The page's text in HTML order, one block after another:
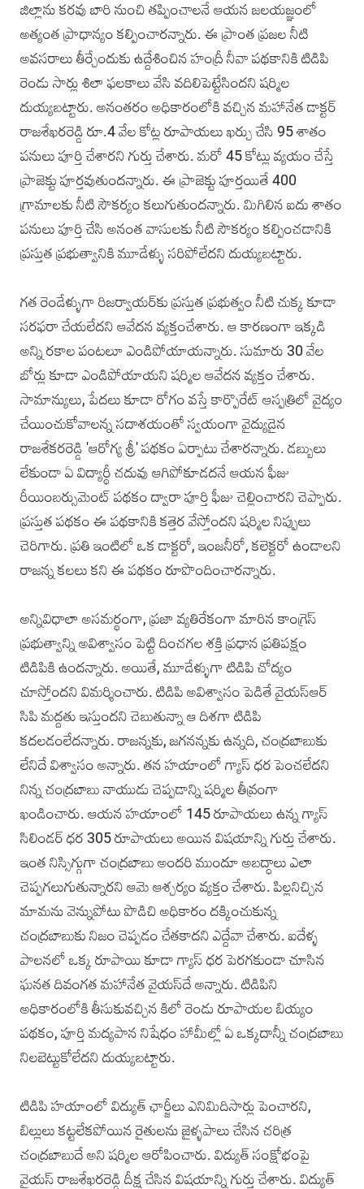
జిల్లాను కరవు బారి నుంచి తప్పించాలనే ఆయన జలయజ్ఞంలో
అత్యంత ప్రాధాన్యం కల్పించారన్నారు. ఈ ప్రాంత ప్రజల నీటి
అవసరాలు తీర్చేందుకు ఉద్దేశించిన హంద్రీ నీవా పథకానికి టిడిపి
రెండు సార్లు శిలా ఫలకాలు వేసి వదిలిపెట్టేసిందని షర్మిల
దుయ్యబట్టారు. అనంతరం అధికారంలోకి వచ్చిన మహానేత డాక్టర్‌
రాజశేఖరరెడ్డి రూ.4 వేల కోట్ల రూపాయలు ఖర్చు చేసి 95 శాతం
పనులు పూర్తి చేశారని గుర్తు చేశారు. మరో 45 కోట్లు వ్యయం చేస్తే
ప్రాజెక్టు పూర్తవుతుందన్నారు. ఈ ప్రాజెక్టు పూర్తయితే 400
గ్రామాలకు నీటి సౌకర్యం కలుగుతుందన్నారు. మిగిలిన ఐదు శాతం
పనులు పూర్తి చేసి అనంత వాసులకు నీటి సౌకర్యం కల్పించడానికి
ప్రస్తుత ప్రభుత్వానికి మూడేళ్ళు సరిపోలేదని దుయ్యబట్టారు.
గత రెండేళ్ళుగా రిజర్వాయర్‌కు ప్రస్తుత ప్రభుత్వం నీటి చుక్క కూడా
సరఫరా చేయలేదని ఆవేదన వ్యక్తంచేశారు. ఆ కారణంగా ఇక్కడి
అన్ని రకాల పంటలూ ఎండిపోయాయన్నారు. సుమారు 30 వేల
బోర్లు కూడా ఎండిపోయాయని షర్మిల ఆవేదన వ్యక్తం చేశారు.
సామాన్యులు, పేదలు కూడా రోగం వస్తే కార్పొరేట్‌ ఆస్పత్రిలో వైద్యం
చేయించుకోవాలన్న సదాశయంతో స్వయంగా వైద్యుడైన
రాజశేకరరెడ్డి 'ఆరోగ్య శ్రీ' పథకం ఏర్పాటు చేశారన్నారు. డబ్బులు
లేకుండా ఏ విద్యార్థీ చదువు ఆగిపోకూడదనే ఆయన ఫీజు
రీయింబర్సుమెంట్‌ పథకం ద్వారా పూర్తి ఫీజు చెల్లించారని చెప్పారు.
ప్రస్తుత పథకం ఈ పథకానికి కత్తెర వేస్తోందని షర్మిల నిప్పులు
చెరిగారు. ప్రతి ఇంటిలో ఒక డాక్టరో, ఇంజనీరో, కలెక్టరో ఉండాలని
రాజన్న కలలు కని ఈ పథకం రూపొందించారన్నారు.
అన్నివిధాలా అసమర్థంగా, ప్రజా వ్యతిరేకంగా మారిన కాంగ్రెస్‌
ప్రభుత్వాన్ని అవిశ్వాసం పెట్టి దించగల శక్తి ప్రధాన ప్రతిపక్షం
టిడిపికి ఉందన్నారు. అయితే, మూడేళ్ళుగా టిడిపి చోద్యం
చూస్తోందని విమర్శించారు. టిడిపి అవిశ్వాసం పెడితే వైయస్‌ఆర్‌
సిపి మద్దతు ఇస్తుందని చెబుతున్నా ఆ దిశగా టిడిపి
కదలడంలేదన్నారు. రాజన్నకు, జగనన్నకు ఉన్నది, చంద్రబాబుకు
లేనిదే విశ్వాసం అన్నారు. తన హయాంలో గ్యాస్‌ ధర పెంచలేదని
నిన్న చంద్రబాబు నాయుడు చెప్పడాన్ని షర్మిల తీవ్రంగా
ఖండించారు. ఆయన హయాంలో 145 రూపాయలు ఉన్న గ్యాస్‌
సిలిండర్‌ ధర 305 రూపాయలు అయిన విషయాన్ని గుర్తు చేశారు.
ఇంత నిస్సిగ్గుగా చంద్రబాబు అందరి ముందూ అబద్ధాలు ఎలా
చెప్పగలుగుతున్నారని ఆమె ఆశ్చర్యం వ్యక్తం చేశారు. పిల్లనిచ్చిన
మామను వెన్నుపోటు పొడిచి అధికారం దక్కించుకున్న
చంద్రబాబుకు నిజం చెప్పడం చేతకాదని ఎద్దేవా చేశారు. ఐదేళ్ళ
పాలనలో ఒక్క రూపాయి కూడా గ్యాస్‌ ధర పెరగకుండా చూసిన
ఘనత దివంగత మహానేత వైయస్‌దే అన్నారు. టిడిపిని
అధికారంలోకి తీసుకువచ్చిన కిలో రెండు రూపాయల బియ్యం
పథకం, పూర్తి మద్యపాన నిషేధం హామీల్లో ఏ ఒక్కదాన్నీ చంద్రబాబు
నిలబెట్టుకోలేదని దుయ్యబట్టారు.
టిడిపి హయాంలో విద్యుత్‌ ఛార్జీలు ఎనిమిదిసార్లు పెంచారని,
బిల్లులు కట్టలేకపోయిన రైతులను జైళ్ళపాలు చేసిన చరిత్ర
చంద్రబాబుదే అని షర్మిల ఆరోపించారు. విద్యుత్‌ సంక్షోభంపై
వైయస్‌ రాజశేఖరరెడ్డి దీక్ష చేసిన విషయాన్ని గుర్తు చేశారు. విద్యుత్‌